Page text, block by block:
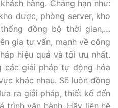
hàng. Chẳng hạn như:
dược, phòng server, kho
đồng bộ thời gian,…
gia tư vấn, mạnh về công
hiệu quả và tối ưu nhất.
các giải pháp tự động hóa
khác nhau. Sẽ luôn đồng
ra giải pháp, thiết kế đến